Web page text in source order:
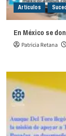
Artículos
En México se
Patricia Retana